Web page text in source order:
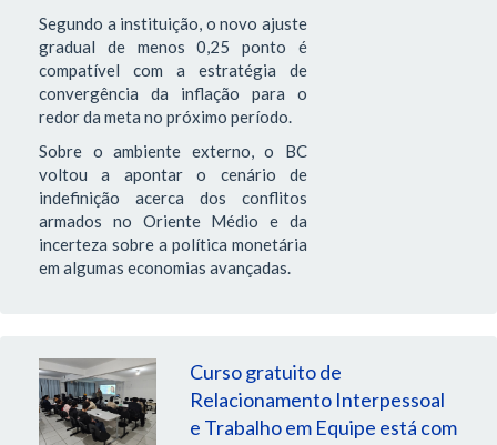
Segundo a instituição, o novo ajuste
gradual de menos 0,25 ponto é
compatível com a estratégia de
convergência da inflação para o
redor da meta no próximo período.
Sobre o ambiente externo, o BC
voltou a apontar o cenário de
indefinição acerca dos conflitos
armados no Oriente Médio e da
incerteza sobre a política monetária
em algumas economias avançadas.
Curso gratuito de
Relacionamento Interpessoal
e Trabalho em Equipe está com